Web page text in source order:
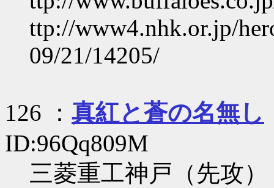
ttp://www4.nhk.or.jp/
09/21/14205/
126 ： 真紅と蒼の名無し
ID:96Qq809M
三菱重工神戸（先攻）